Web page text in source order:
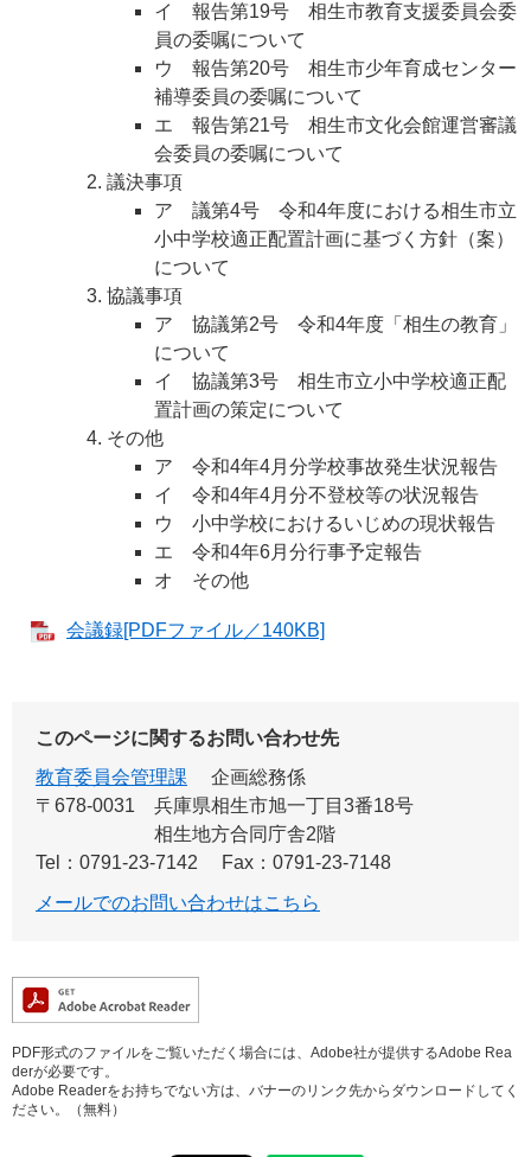
イ 報告第19号 相生市教育支援委員会委
員の委嘱について
ウ 報告第20号 相生市少年育成センター
補導委員の委嘱について
エ 報告第21号 相生市文化会館運営審議
会委員の委嘱について
議決事項
ア 議第4号 令和4年度における相生市立
小中学校適正配置計画に基づく方針（案）
について
協議事項
ア 協議第2号 令和4年度「相生の教育」
について
イ 協議第3号 相生市立小中学校適正配
置計画の策定について
その他
ア 令和4年4月分学校事故発生状況報告
イ 令和4年4月分不登校等の状況報告
ウ 小中学校におけるいじめの現状報告
エ 令和4年6月分行事予定報告
オ その他
会議録[PDFファイル／140KB]
このページに関するお問い合わせ先
教育委員会管理課
企画総務係
〒678-0031
兵庫県相生市旭一丁目3番18号
相生地方合同庁舎2階
Tel：0791-23-7142
Fax：0791-23-7148
メールでのお問い合わせはこちら
PDF形式のファイルをご覧いただく場合には、Adobe社が提供するAdobe Rea
derが必要です。
Adobe Readerをお持ちでない方は、バナーのリンク先からダウンロードしてく
ださい。（無料）